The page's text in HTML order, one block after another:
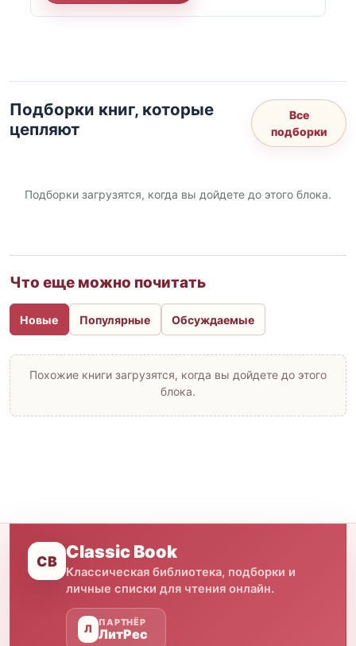
Подборки книг, которые
цепляют
Все
подборки
Подборки загрузятся, когда вы дойдете до этого блока.
Что еще можно почитать
Новые Популярные Обсуждаемые
Похожие книги загрузятся, когда вы дойдете до этого
блока.
CB Classic Book
Классическая библиотека, подборки и
личные списки для чтения онлайн.
Л
ПАРТНЁР
ЛитРес